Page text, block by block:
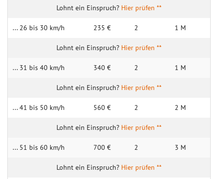
Hier prüfen **
... 26 bis 30 km/h 235 € 2 1 M
Hier prüfen **
... 31 bis 40 km/h 340 € 2 1 M
Hier prüfen **
... 41 bis 50 km/h 560 € 2 2 M
Hier prüfen **
... 51 bis 60 km/h 700 € 2 3 M
Hier prüfen **